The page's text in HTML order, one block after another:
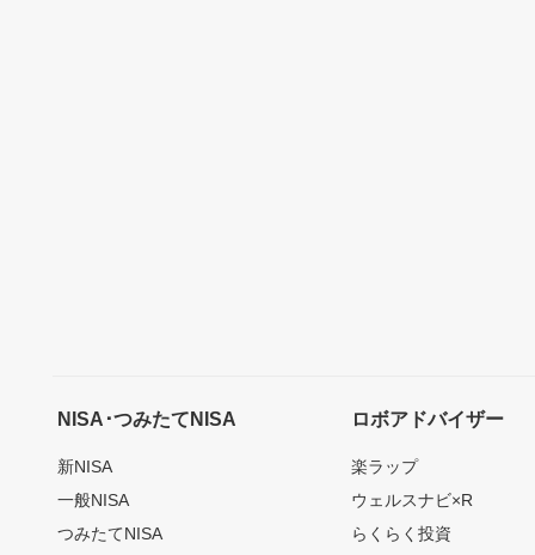
NISA･つみたてNISA
新NISA
一般NISA
つみたてNISA
ロボアドバイザー
楽ラップ
ウェルスナビ×R
らくらく投資